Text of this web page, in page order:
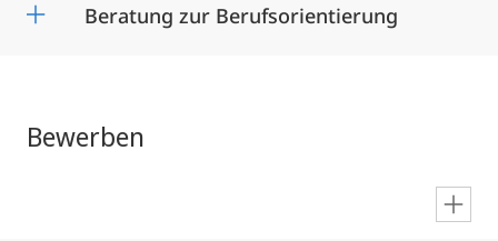
Beratung zur Berufsorientierung
Bewerben